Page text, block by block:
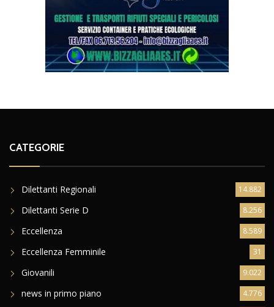
CATEGORIE
Dilettanti Regionali 14.882
Dilettanti Serie D 8.256
Eccellenza 8.589
Eccellenza Femminile 31
Giovanili 9.022
news in primo piano 4.776